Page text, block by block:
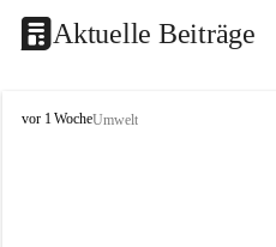
Aktuelle Beiträge
V
vor 1 WocheUmwelt